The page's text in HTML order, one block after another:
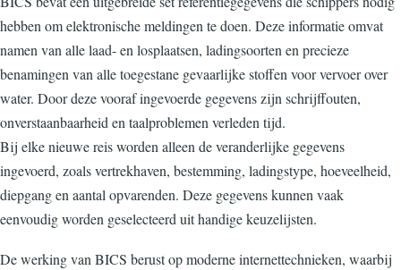
hebben om elektronische meldingen te doen. Deze informatie omvat
namen van alle laad- en losplaatsen, ladingsoorten en precieze
benamingen van alle toegestane gevaarlijke stoffen voor vervoer over
water. Door deze vooraf ingevoerde gegevens zijn schrijffouten,
onverstaanbaarheid en taalproblemen verleden tijd.
Bij elke nieuwe reis worden alleen de veranderlijke gegevens
ingevoerd, zoals vertrekhaven, bestemming, ladingstype, hoeveelheid,
diepgang en aantal opvarenden. Deze gegevens kunnen vaak
eenvoudig worden geselecteerd uit handige keuzelijsten.
De werking van BICS berust op moderne internettechnieken, waarbij